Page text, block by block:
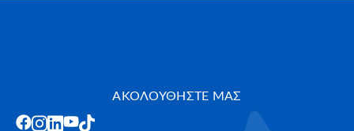
ΑΚΟΛΟΥΘΗΣΤΕ ΜΑΣ